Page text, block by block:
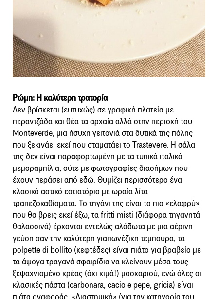
Ρώμη: Η καλύτερη τρατορία
Δεν βρίσκεται (ευτυχώς) σε γραφική πλατεία με
περαντζάδα και θέα τα αρχαία αλλά στην περιοχή του
Monteverde, μια ήσυχη γειτονιά στα δυτικά της πόλης
που ξεκινάει εκεί που σταματάει το Trastevere. Η σάλα
της δεν είναι παραφορτωμένη με τα τυπικά ιταλικά
μεμοραμπίλια, ούτε με φωτογραφίες διασήμων που
έχουν περάσει από εδώ. Θυμίζει περισσότερο ένα
κλασικό αστικό εστιατόριο με ωραία λίτα
τραπεζοκαθίσματα. Το τηγάνι της είναι το πιο «ελαφρύ»
που θα βρεις εκεί έξω, τα fritti misti (διάφορα τηγανητά
θαλασσινά) έρχονται εντελώς αλάδωτα με μια αέρινη
γεύση σαν την καλύτερη γιαπωνέζικη τεμπούρα, τα
polpette di bollito (κεφτέδες) είναι πιάτο για βραβείο με
τα άψογα τραγανά σφαιρίδια να κλείνουν μέσα τους
ξεψαχνισμένο κρέας (όχι κιμά!) μοσχαριού, ενώ όλες οι
κλασικές πάστα (carbonara, cacio e pepe, gricia) είναι
πιάτα αναφοράς. «Διαστημική» (για την κατηγορία του